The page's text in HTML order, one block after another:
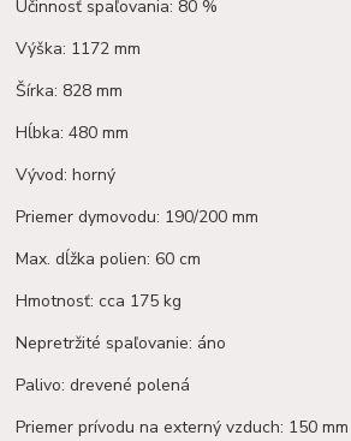
Účinnosť spaľovania: 80 %
Výška: 1172 mm
Šírka: 828 mm
Hĺbka: 480 mm
Vývod: horný
Priemer dymovodu: 190/200 mm
Max. dĺžka polien: 60 cm
Hmotnosť: cca 175 kg
Nepretržité spaľovanie: áno
Palivo: drevené polená
Priemer prívodu na externý vzduch: 150 mm